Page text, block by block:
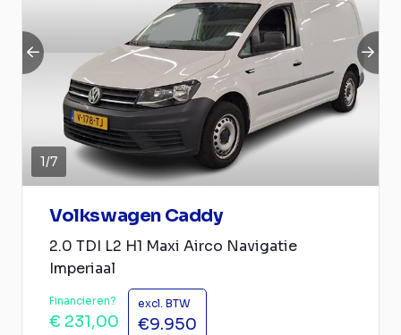
1/7
Volkswagen Caddy
2.0 TDI L2 H1 Maxi Airco Navigatie
Imperiaal
Financieren?
€ 231,00
excl. BTW
€9.950